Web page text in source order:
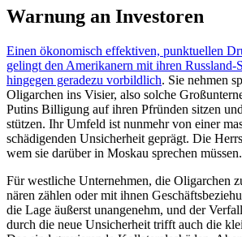
Warnung an Investoren
Einen ökono­misch effek­tiven, punktu­ellen
gelingt den Ameri­kanern mit ihren Russland-
hingegen geradezu vorbildlich. Sie nehmen
Oligarchen ins Visier, also solche
Putins Billigung auf ihren Pfründen sitzen
stützen. Ihr Umfeld ist nunmehr von einer
schä­di­genden Unsicherheit geprägt. Die
wem sie darüber in Moskau sprechen müssen.
Für westliche Unter­nehmen, die Oligarchen
nären zählen oder mit ihnen
die Lage äußerst unangenehm, und der
durch die neue Unsicherheit trifft auch die